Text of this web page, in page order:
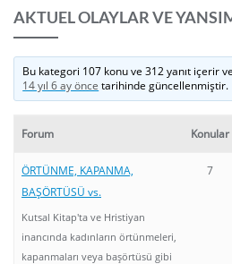
AKTUEL OLAYLAR VE
Bu kategori 107 konu ve 312 yanıt içerir
14 yıl 6 ay önce tarihinde güncellenmiştir.
Forum Konular
ÖRTÜNME, KAPANMA,
BAŞÖRTÜSÜ vs.
Kutsal Kitap'ta ve Hristiyan
inancında kadınların örtünmeleri,
kapanmaları veya başörtüsü gibi
7